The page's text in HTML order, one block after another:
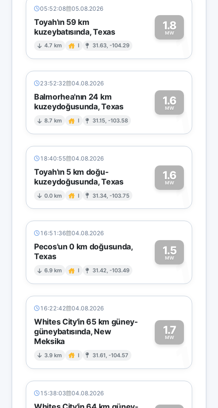
05:52:08 05.08.2026
Toyah'ın 59 km
kuzeybatısında, Texas
4.7 km I 31.63, -104.29
1.8
MW1
23:52:32 04.08.2026
Balmorhea'nın 24 km
kuzeydoğusunda, Texas
8.7 km I 31.15, -103.58
1.6
MW1
18:40:55 04.08.2026
Toyah'ın 5 km doğu-
kuzeydoğusunda, Texas
0.0 km I 31.34, -103.75
1.6
MW1
16:51:36 04.08.2026
Pecos'un 0 km doğusunda,
Texas
6.9 km I 31.42, -103.49
1.5
MW1
16:22:42 04.08.2026
Whites City'in 65 km güney-
güneybatısında, New
Meksika
3.9 km I 31.61, -104.57
1.7
MW
1
15:38:03 04.08.2026